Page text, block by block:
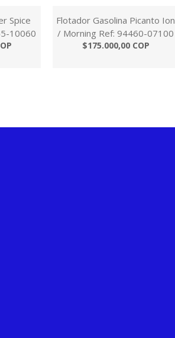
Spice
10060
Flotador Gasolina Picanto Ion
/ Morning Ref: 94460-07100
$175.000,00 COP